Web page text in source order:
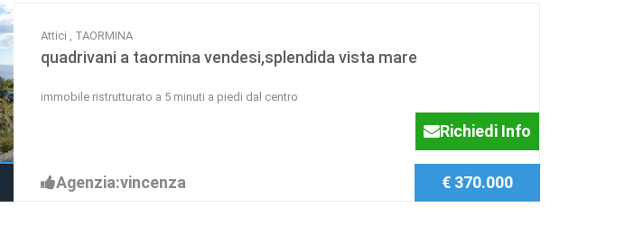
Attici , TAORMINA
quadrivani a taormina vendesi,splendida vista mare
immobile ristrutturato a 5 minuti a piedi dal centro
Richiedi Info
Agenzia:vincenza € 370.000